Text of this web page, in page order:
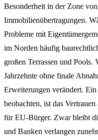
Besonderheit in der Zone
Immobilienübertragungen.
Probleme mit
im Norden häufig
großen Terrassen und
Jahrzehnte ohne finale
Erweiterungen verändert.
beobachten, ist das
für EU-Bürger. Zwar bleibt
und Banken verlangen